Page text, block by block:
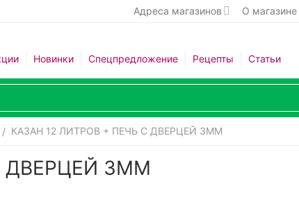
Адреса магазинов О магазине
Новинки Спецпредложение Рецепты Статьи
/ КАЗАН 12 ЛИТРОВ + ПЕЧЬ С ДВЕРЦЕЙ 3ММ
ДВЕРЦЕЙ 3ММ